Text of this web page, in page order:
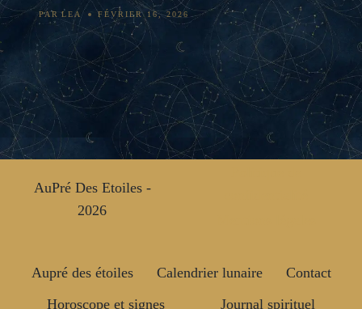
PAR LEA FÉVRIER 16, 2026
AuPré Des Etoiles -
2026
Aupré des étoiles Calendrier lunaire
Contact
Horoscope et signes
Journal spirituel